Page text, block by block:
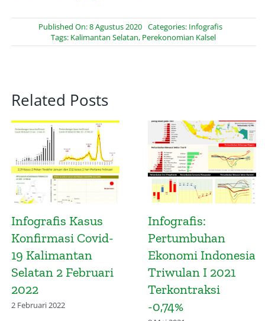
Published On: 8 Agustus 2020 Categories: Infografis
Tags: Kalimantan Selatan, Perekonomian Kalsel
Related Posts
Infografis:
Pertumbuhan
Ekonomi
Kalimantan
Selatan Triwulan
IV 2020
Waspada! Kalsel
Masuk Gelombang
Keempat Covid-19
4 Februari 2022